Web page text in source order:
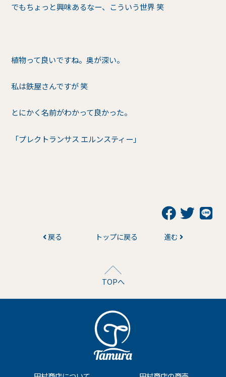
でもちょっと興味あるなー、こういう世界 笑
植物って良いですね。奥が深い。
私は鉄屋さんですが 笑
とにかく名前がわかって良かった。
「プレクトランサス エルンスティー」
戻る トップに戻る 進む
TOPへ